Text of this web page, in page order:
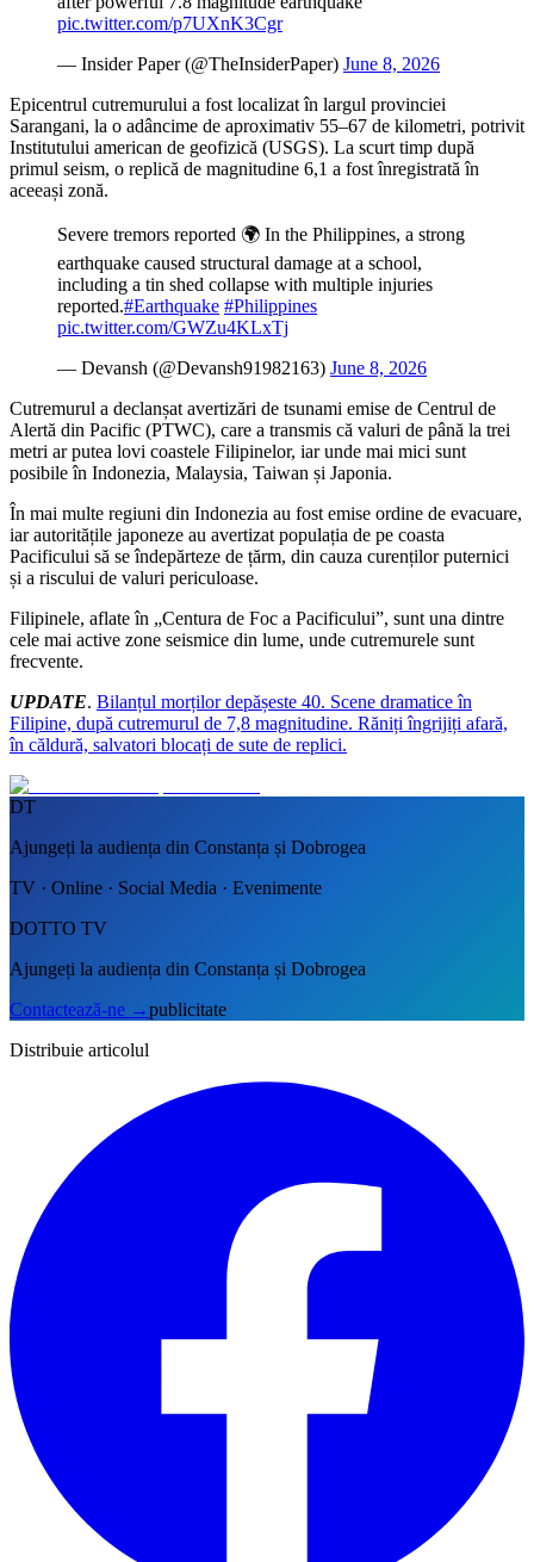
pic.twitter.com/p7UXnK3Cgr
— Insider Paper (@TheInsiderPaper) June 8, 2026
Epicentrul cutremurului a fost localizat în largul provinciei
Sarangani, la o adâncime de aproximativ 55–67 de kilometri, potrivit
Institutului american de geofizică (USGS). La scurt timp după
primul seism, o replică de magnitudine 6,1 a fost înregistrată în
aceeași zonă.
Severe tremors reported 🌍 In the Philippines, a strong
earthquake caused structural damage at a school,
including a tin shed collapse with multiple injuries
reported.#Earthquake #Philippines
pic.twitter.com/GWZu4KLxTj
— Devansh (@Devansh91982163) June 8, 2026
Cutremurul a declanșat avertizări de tsunami emise de Centrul de
Alertă din Pacific (PTWC), care a transmis că valuri de până la trei
metri ar putea lovi coastele Filipinelor, iar unde mai mici sunt
posibile în Indonezia, Malaysia, Taiwan și Japonia.
În mai multe regiuni din Indonezia au fost emise ordine de evacuare,
iar autoritățile japoneze au avertizat populația de pe coasta
Pacificului să se îndepărteze de țărm, din cauza curenților puternici
și a riscului de valuri periculoase.
Filipinele, aflate în „Centura de Foc a Pacificului”, sunt una dintre
cele mai active zone seismice din lume, unde cutremurele sunt
frecvente.
UPDATE. Bilanțul morților depășeste 40. Scene dramatice în
Filipine, după cutremurul de 7,8 magnitudine. Răniți îngrijiți afară,
în căldură, salvatori blocați de sute de replici.
DT
Ajungeți la audiența din Constanța și Dobrogea
TV · Online · Social Media · Evenimente
DOTTO TV
Ajungeți la audiența din Constanța și Dobrogea
Contactează-ne →publicitate
Distribuie articolul